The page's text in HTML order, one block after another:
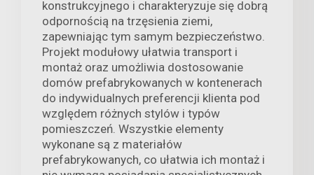
konstrukcyjnego i charakteryzuje się dobrą
odpornością na trzęsienia ziemi,
zapewniając tym samym bezpieczeństwo.
Projekt modułowy ułatwia transport i
montaż oraz umożliwia dostosowanie
domów prefabrykowanych w kontenerach
do indywidualnych preferencji klienta pod
względem różnych stylów i typów
pomieszczeń. Wszystkie elementy
wykonane są z materiałów
prefabrykowanych, co ułatwia ich montaż i